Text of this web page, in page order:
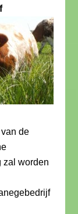
de
zal worden